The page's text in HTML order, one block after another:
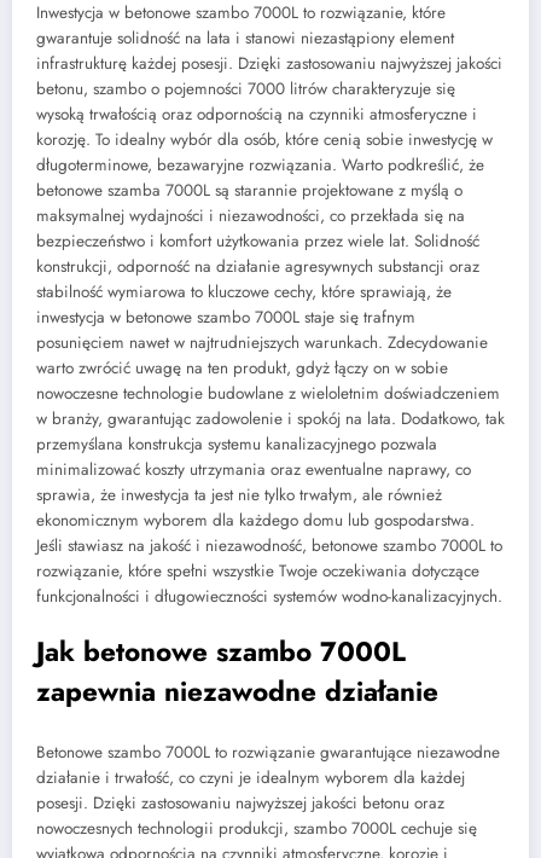
Inwestycja w betonowe szambo 7000L to rozwiązanie, które
gwarantuje solidność na lata i stanowi niezastąpiony element
infrastrukturę każdej posesji. Dzięki zastosowaniu najwyższej jakości
betonu, szambo o pojemności 7000 litrów charakteryzuje się
wysoką trwałością oraz odpornością na czynniki atmosferyczne i
korozję. To idealny wybór dla osób, które cenią sobie inwestycję w
długoterminowe, bezawaryjne rozwiązania. Warto podkreślić, że
betonowe szamba 7000L są starannie projektowane z myślą o
maksymalnej wydajności i niezawodności, co przekłada się na
bezpieczeństwo i komfort użytkowania przez wiele lat. Solidność
konstrukcji, odporność na działanie agresywnych substancji oraz
stabilność wymiarowa to kluczowe cechy, które sprawiają, że
inwestycja w betonowe szambo 7000L staje się trafnym
posunięciem nawet w najtrudniejszych warunkach. Zdecydowanie
warto zwrócić uwagę na ten produkt, gdyż łączy on w sobie
nowoczesne technologie budowlane z wieloletnim doświadczeniem
w branży, gwarantując zadowolenie i spokój na lata. Dodatkowo, tak
przemyślana konstrukcja systemu kanalizacyjnego pozwala
minimalizować koszty utrzymania oraz ewentualne naprawy, co
sprawia, że inwestycja ta jest nie tylko trwałym, ale również
ekonomicznym wyborem dla każdego domu lub gospodarstwa.
Jeśli stawiasz na jakość i niezawodność, betonowe szambo 7000L to
rozwiązanie, które spełni wszystkie Twoje oczekiwania dotyczące
funkcjonalności i długowieczności systemów wodno-kanalizacyjnych.
Jak betonowe szambo 7000L
zapewnia niezawodne działanie
Betonowe szambo 7000L to rozwiązanie gwarantujące niezawodne
działanie i trwałość, co czyni je idealnym wyborem dla każdej
posesji. Dzięki zastosowaniu najwyższej jakości betonu oraz
nowoczesnych technologii produkcji, szambo 7000L cechuje się